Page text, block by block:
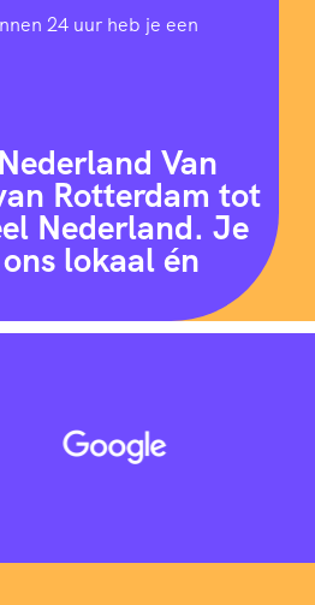
24 uur heb je een
Van
Rotterdam tot
Nederland. Je
lokaal én